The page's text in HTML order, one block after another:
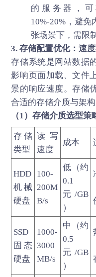
的服务器，
10%-20%，避
张场景下，需限
3. 存储配置优化：速
存储系统是网站数据
影响页面加载、文件
景的响应速度。存储
合适的存储介质与架构
（1）存储介质选型策
存储
类型
读写
速度
成本
HDD
机械
硬盘
100-
200M
B/s
低（约
0.1
元/GB
）
SSD
固态
硬盘
1000-
3000
MB/s
中（约
0.5
元/GB
）